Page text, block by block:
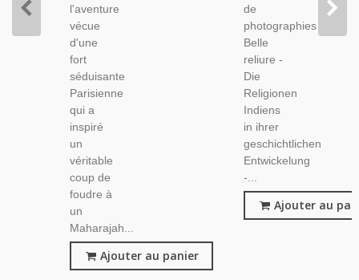
l'aventure
vécue
d'une
fort
séduisante
Parisienne
qui a
inspiré
un
véritable
coup de
foudre à
un
Maharajah...
Ajouter au panier
de
photographies -
Belle
reliure -
Die
Religionen
Indiens
in ihrer
geschichtlichen
Entwickelung
-...
Ajouter au